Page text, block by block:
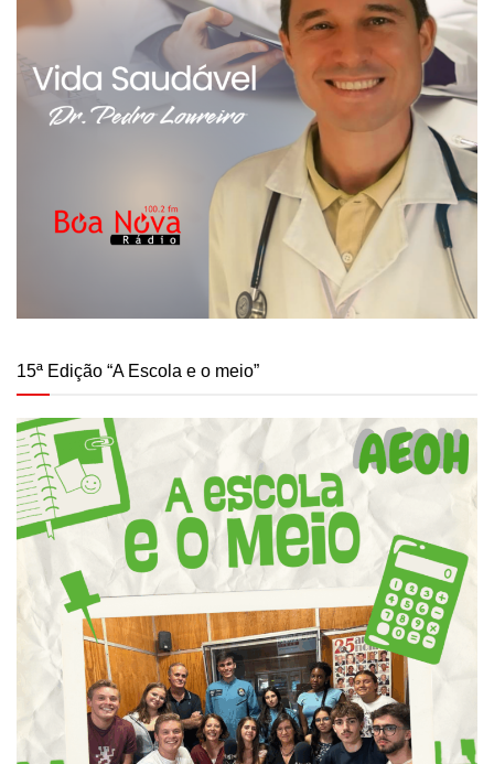
15ª Edição “A Escola e o meio”